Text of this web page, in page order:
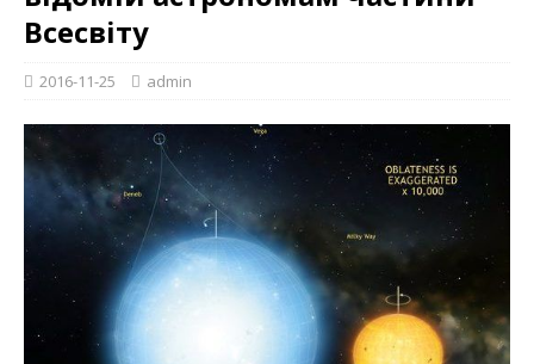
Всесвіту
2016-11-25 admin